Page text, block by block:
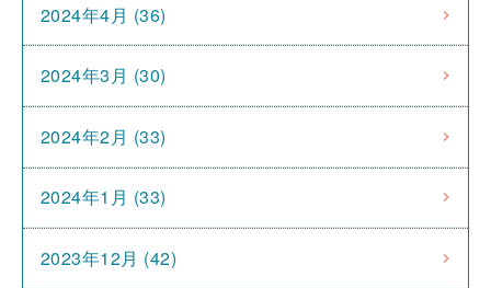
2024年4月 (36)
2024年3月 (30)
2024年2月 (33)
2024年1月 (33)
2023年12月 (42)